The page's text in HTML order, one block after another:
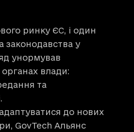
ринку ЄС, і один
законодавства у
унормував
влади:
та
до нових
GovTech Альянс